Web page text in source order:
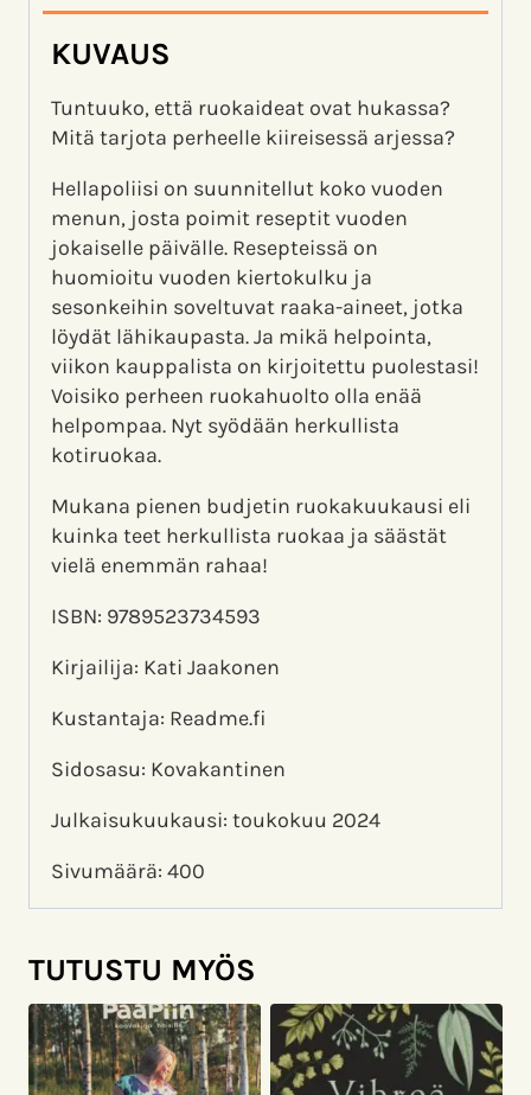
KUVAUS
Tuntuuko, että ruokaideat ovat hukassa?
Mitä tarjota perheelle kiireisessä arjessa?
Hellapoliisi on suunnitellut koko vuoden
menun, josta poimit reseptit vuoden
jokaiselle päivälle. Resepteissä on
huomioitu vuoden kiertokulku ja
sesonkeihin soveltuvat raaka-aineet, jotka
löydät lähikaupasta. Ja mikä helpointa,
viikon kauppalista on kirjoitettu puolestasi!
Voisiko perheen ruokahuolto olla enää
helpompaa. Nyt syödään herkullista
kotiruokaa.
Mukana pienen budjetin ruokakuukausi eli
kuinka teet herkullista ruokaa ja säästät
vielä enemmän rahaa!
ISBN: 9789523734593
Kirjailija: Kati Jaakonen
Kustantaja: Readme.fi
Sidosasu: Kovakantinen
Julkaisukuukausi: toukokuu 2024
Sivumäärä: 400
TUTUSTU MYÖS